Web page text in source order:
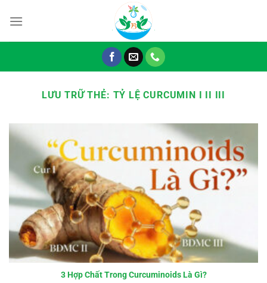
đến
LƯU TRỮ THẺ: TỶ LỆ CURCUMIN I II III
3 Hợp Chất Trong Curcuminoids Là Gì?